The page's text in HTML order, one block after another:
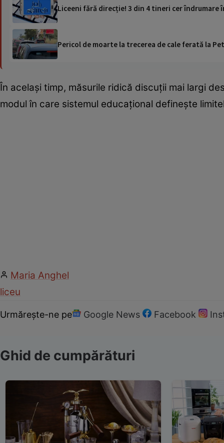
Liceeni fără direcție! 3 din 4 tineri cer îndrumare
Pericol de moarte la trecerea de cale ferată la
În același timp, măsurile ridică discuții mai largi
modul în care sistemul educațional definește
Maria Anghel
liceu
Urmărește-ne pe Google News Facebook
Ghid de cumpărături